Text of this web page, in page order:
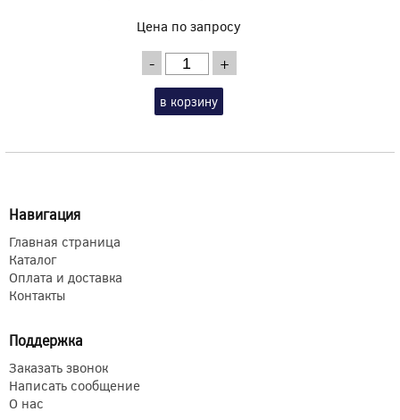
Цена по запросу
- +
в корзину
Навигация
Главная страница
Каталог
Оплата и доставка
Контакты
Поддержка
Заказать звонок
Написать сообщение
О нас